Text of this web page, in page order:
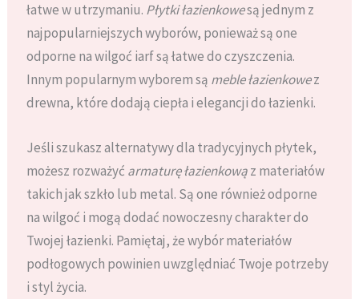
łatwe w utrzymaniu. Płytki łazienkowesą jednym z
najpopularniejszych wyborów, ponieważ są one
odporne na wilgoć iarf są łatwe do czyszczenia.
Innym popularnym wyborem są meble łazienkowez
drewna, które dodają ciepła i elegancji do łazienki.
Jeśli szukasz alternatywy dla tradycyjnych płytek,
możesz rozważyć armaturę łazienkowąz materiałów
takich jak szkło lub metal. Są one również odporne
na wilgoć i mogą dodać nowoczesny charakter do
Twojej łazienki. Pamiętaj, że wybór materiałów
podłogowych powinien uwzględniać Twoje potrzeby
i styl życia.